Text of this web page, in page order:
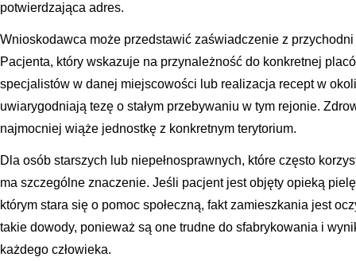
potwierdzająca adres.
Wnioskodawca może przedstawić zaświadczenie z
Pacjenta, który wskazuje na przynależność do konkretnej
specjalistów w danej miejscowości lub realizacja recept w
uwiarygodniają tezę o stałym przebywaniu w tym rejonie.
najmocniej wiąże jednostkę z konkretnym terytorium.
Dla osób starszych lub niepełnosprawnych, które często
ma szczególne znaczenie. Jeśli pacjent jest objęty opieką
którym stara się o pomoc społeczną, fakt zamieszkania jest
takie dowody, ponieważ są one trudne do sfabrykowania i
każdego człowieka.